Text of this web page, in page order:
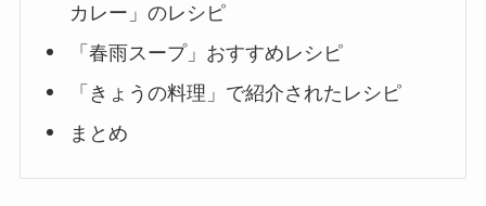
カレー」のレシピ
「春雨スープ」おすすめレシピ
「きょうの料理」で紹介されたレシピ
まとめ